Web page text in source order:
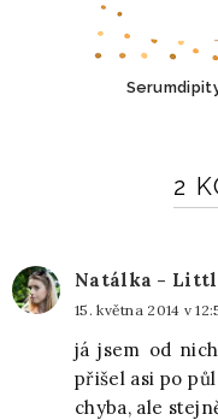
2
Natálka -
15. května 2014 v
já jsem od
přišel asi po
chyba, ale